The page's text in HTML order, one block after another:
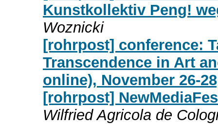
Kunstkollektiv Peng!
Woznicki
[rohrpost] conference:
Transcendence in Art
online), November 26-
[rohrpost]
Wilfried Agricola de